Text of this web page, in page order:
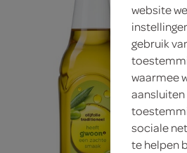
website
gebruik
waarmee
sociale
te helpen